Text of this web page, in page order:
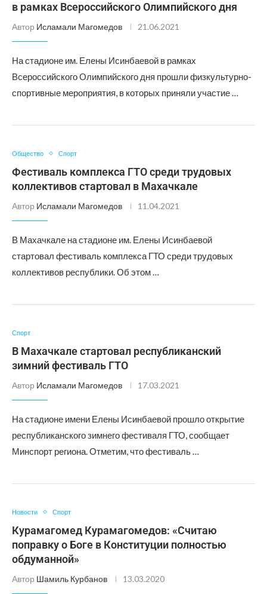
в рамках Всероссийского Олимпийского дня
Автор Исламали Магомедов 21.06.2021
На стадионе им. Елены Исинбаевой в рамках
Всероссийского Олимпийского дня прошли физкультурно-
спортивные мероприятия, в которых приняли участие …
Общество Спорт
Фестиваль комплекса ГТО среди трудовых
коллективов стартовал в Махачкале
Автор Исламали Магомедов 11.04.2021
В Махачкале на стадионе им. Елены Исинбаевой
стартовал фестиваль комплекса ГТО среди трудовых
коллективов республики. Об этом …
Спорт
В Махачкале стартовал республиканский
зимний фестиваль ГТО
Автор Исламали Магомедов 17.03.2021
На стадионе имени Елены Исинбаевой прошло открытие
республиканского зимнего фестиваля ГТО, сообщает
Минспорт региона. Отметим, что фестиваль …
Новости Спорт
Курамагомед Курамагомедов: «Считаю
поправку о Боге в Конституции полностью
обдуманной»
Автор Шамиль Курбанов 13.03.2020